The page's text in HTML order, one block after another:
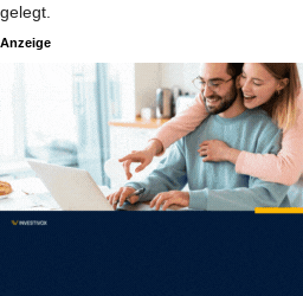
gelegt.
Anzeige